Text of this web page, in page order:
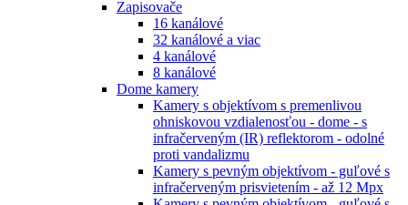
Zapisovače
16 kanálové
32 kanálové a viac
4 kanálové
8 kanálové
Dome kamery
Kamery s objektívom s premenlivou
ohniskovou vzdialenosťou - dome - s
infračerveným (IR) reflektorom - odolné
proti vandalizmu
Kamery s pevným objektívom - guľové s
infračerveným prisvietením - až 12 Mpx